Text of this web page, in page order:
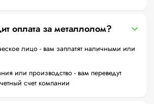
оплата за металлолом?
лицо - вам заплатят наличными или
или производство - вам переведут
счет компании